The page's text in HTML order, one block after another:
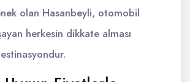
olan Hasanbeyli, otomobil
herkesin dikkate alması